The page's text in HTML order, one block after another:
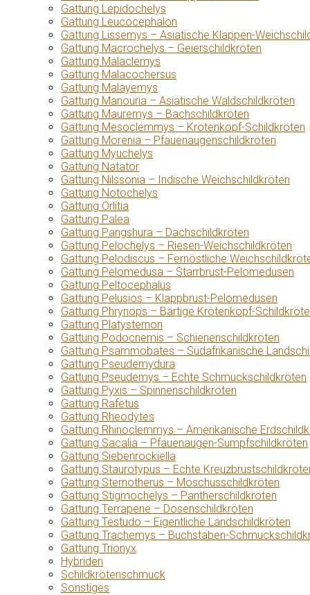
Gattung Lepidochelys
Gattung Leucocephalon
Gattung Lissemys – Asiatische Klappen-
Gattung Macrochelys – Geierschildkröten
Gattung Malaclemys
Gattung Malacochersus
Gattung Malayemys
Gattung Manouria – Asiatische Waldschildkröten
Gattung Mauremys – Bachschildkröten
Gattung Mesoclemmys – Krötenkopf-Schildkröten
Gattung Morenia – Pfauenaugenschildkröten
Gattung Myuchelys
Gattung Natator
Gattung Nilssonia – Indische Weichschildkröten
Gattung Notochelys
Gattung Orlitia
Gattung Palea
Gattung Pangshura – Dachschildkröten
Gattung Pelochelys – Riesen-Weichschildkröten
Gattung Pelodiscus – Fernöstliche
Gattung Pelomedusa – Starrbrust-Pelomedusen
Gattung Peltocephalus
Gattung Pelusios – Klappbrust-Pelomedusen
Gattung Phrynops – Bärtige Krötenkopf-
Gattung Platysternon
Gattung Podocnemis – Schienenschildkröten
Gattung Psammobates – Südafrikanische
Gattung Pseudemydura
Gattung Pseudemys – Echte Schmuckschildkröten
Gattung Pyxis – Spinnenschildkröten
Gattung Rafetus
Gattung Rheodytes
Gattung Rhinoclemmys – Amerikanische
Gattung Sacalia – Pfauenaugen-Sumpfschildkröten
Gattung Siebenrockiella
Gattung Staurotypus – Echte
Gattung Sternotherus – Moschusschildkröten
Gattung Stigmochelys – Pantherschildkröten
Gattung Terrapene – Dosenschildkröten
Gattung Testudo – Eigentliche Landschildkröten
Gattung Trachemys – Buchstaben-
Gattung Trionyx
Hybriden
Schildkrötenschmuck
Sonstiges